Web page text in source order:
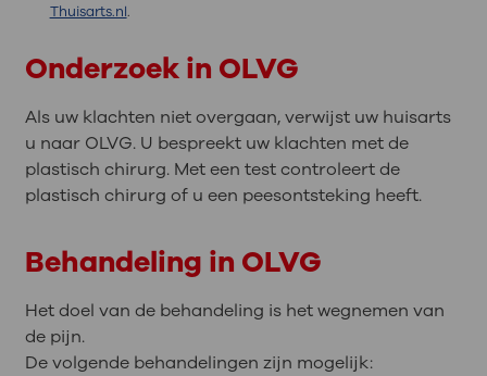
Thuisarts.nl.
Onderzoek in OLVG
Als uw klachten niet overgaan, verwijst uw huisarts
u naar OLVG. U bespreekt uw klachten met de
plastisch chirurg. Met een test controleert de
plastisch chirurg of u een peesontsteking heeft.
Behandeling in OLVG
Het doel van de behandeling is het wegnemen van
de pijn.
De volgende behandelingen zijn mogelijk: